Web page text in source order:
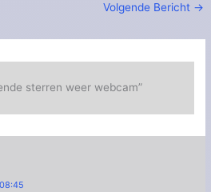
Volgende Bericht →
sterren weer webcam”